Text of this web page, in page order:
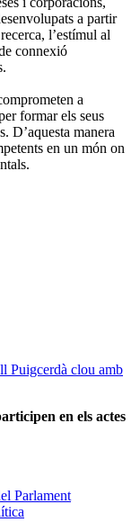
a partir
l’estímul al
connexió
a
formar els seus
D’aquesta manera
en un món on
Puigcerdà clou amb
en els actes
Parlament